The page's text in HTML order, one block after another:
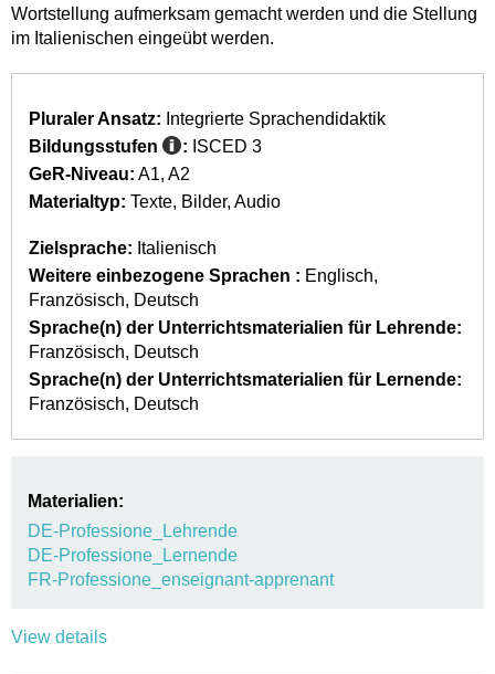
Wortstellung aufmerksam gemacht werden und die Stellung
im Italienischen eingeübt werden.
Pluraler Ansatz: Integrierte Sprachendidaktik
Bildungsstufen
: ISCED 3
GeR-Niveau: A1 A2
Materialtyp: Texte Bilder Audio
Zielsprache: Italienisch
Weitere einbezogene Sprachen : Englisch
Französisch
Deutsch
Sprache(n) der Unterrichtsmaterialien für Lehrende:
Französisch
Deutsch
Sprache(n) der Unterrichtsmaterialien für Lernende:
Französisch
Deutsch
Materialien:
DE-Professione_Lehrende
DE-Professione_Lernende
FR-Professione_enseignant-apprenant
View details